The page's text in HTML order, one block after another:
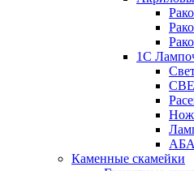
1С
Каменные скамейки